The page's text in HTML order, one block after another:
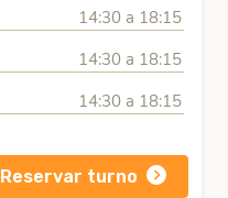
14:30 a 18:15
14:30 a 18:15
14:30 a 18:15
Reservar turno